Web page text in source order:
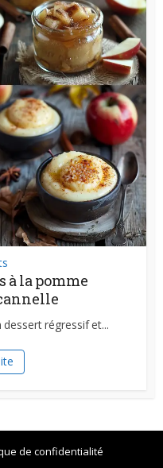
à la pomme
régressif et...
de confidentialité